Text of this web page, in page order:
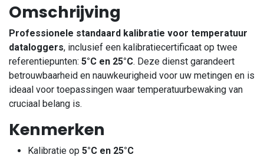
Omschrijving
Professionele standaard kalibratie voor temperatuur
dataloggers, inclusief een kalibratiecertificaat op twee
referentiepunten: 5°C en 25°C. Deze dienst garandeert
betrouwbaarheid en nauwkeurigheid voor uw metingen en is
ideaal voor toepassingen waar temperatuurbewaking van
cruciaal belang is.
Kenmerken
Kalibratie op 5°C en 25°C